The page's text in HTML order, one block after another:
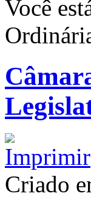
Você
Criado